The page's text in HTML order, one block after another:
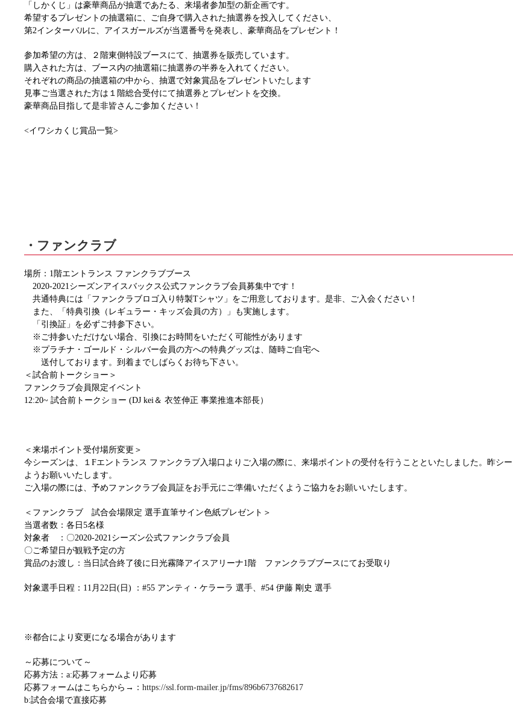
「しかくじ」は豪華商品が抽選であたる、来場者参加型の新企画です。
希望するプレゼントの抽選箱に、ご自身で購入された抽選券を投入してください、
第2インターバルに、アイスガールズが当選番号を発表し、豪華商品をプレゼント！
参加希望の方は、２階東側特設ブースにて、抽選券を販売しています。
購入された方は、ブース内の抽選箱に抽選券の半券を入れてください。
それぞれの商品の抽選箱の中から、抽選で対象賞品をプレゼントいたします
見事ご当選された方は１階総合受付にて抽選券とプレゼントを交換。
豪華商品目指して是非皆さんご参加ください！
<イワシカくじ賞品一覧>
・ファンクラブ
場所：1階エントランス ファンクラブブース
2020-2021シーズンアイスバックス公式ファンクラブ会員募集中です！
共通特典には「ファンクラブロゴ入り特製Tシャツ」をご用意しております。是非、ご入会ください！
また、「特典引換（レギュラー・キッズ会員の方）」も実施します。
「引換証」を必ずご持参下さい。
※ご持参いただけない場合、引換にお時間をいただく可能性があります
※プラチナ・ゴールド・シルバー会員の方への特典グッズは、随時ご自宅へ
送付しております。到着までしばらくお待ち下さい。
＜試合前トークショー＞
ファンクラブ会員限定イベント
12:20~ 試合前トークショー (DJ kei＆ 衣笠伸正 事業推進本部長）
＜来場ポイント受付場所変更＞
今シーズンは、１Fエントランス ファンクラブ入場口よりご入場の際に、来場ポイントの受付を行うことといたしました。昨シ
ようお願いいたします。
ご入場の際には、予めファンクラブ会員証をお手元にご準備いただくようご協力をお願いいたします。
＜ファンクラブ 試合会場限定 選手直筆サイン色紙プレゼント＞
当選者数：各日5名様
対象者 ：〇2020-2021シーズン公式ファンクラブ会員
〇ご希望日が観戦予定の方
賞品のお渡し：当日試合終了後に日光霧降アイスアリーナ1階 ファンクラブブースにてお受取り
対象選手日程：11月22日(日) ：#55 アンティ・ケラーラ 選手、#54 伊藤 剛史 選手
※都合により変更になる場合があります
～応募について～
応募方法：a:応募フォームより応募
応募フォームはこちらから→： https://ssl.form-mailer.jp/fms/896b6737682617
b:試合会場で直接応募